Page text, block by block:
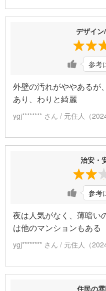
デザイ
参考
外壁の汚れがややあるが
あり、わりと綺麗
ygj******** さん / 元住人（
治安・
参考
夜は人気がなく、薄暗い
は他のマンションもある
ygj******** さん / 元住人（
住民の